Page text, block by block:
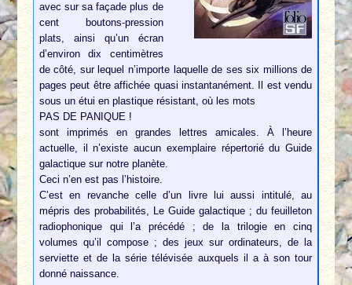
avec sur sa façade plus de
cent boutons-pression
plats, ainsi qu’un écran
d’environ dix centimètres
de côté, sur lequel n’importe laquelle de ses six millions de
pages peut être affichée quasi instantanément. Il est vendu
sous un étui en plastique résistant, où les mots
PAS DE PANIQUE !
sont imprimés en grandes lettres amicales. À l’heure
actuelle, il n’existe aucun exemplaire répertorié du Guide
galactique sur notre planète.
Ceci n’en est pas l’histoire.
C’est en revanche celle d’un livre lui aussi intitulé, au
mépris des probabilités, Le Guide galactique ; du feuilleton
radiophonique qui l’a précédé ; de la trilogie en cinq
volumes qu’il compose ; des jeux sur ordinateurs, de la
serviette et de la série télévisée auxquels il a à son tour
donné naissance.